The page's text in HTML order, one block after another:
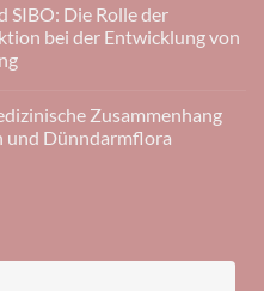
SIBO: Die Rolle der
bei der Entwicklung von
Zusammenhang
und Dünndarmflora